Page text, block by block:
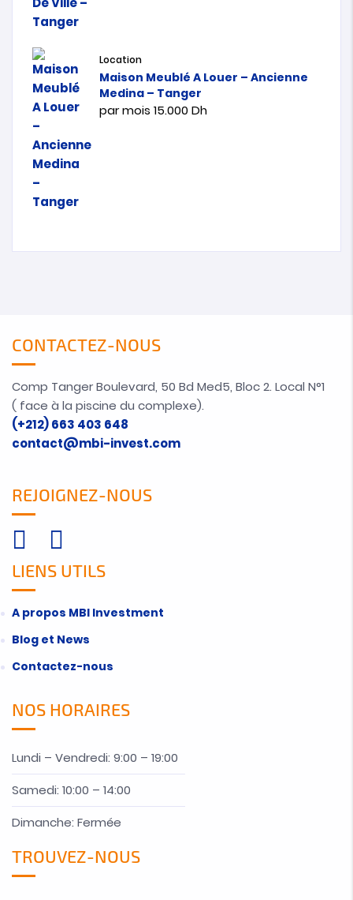
Location
Maison Meublé A Louer – Ancienne
Medina – Tanger
par mois 15.000 Dh
CONTACTEZ-NOUS
Comp Tanger Boulevard, 50 Bd Med5, Bloc 2. Local N°1
( face à la piscine du complexe).
(+212) 663 403 648
contact@mbi-invest.com
REJOIGNEZ-NOUS
LIENS UTILS
A propos MBI Investment
Blog et News
Contactez-nous
NOS HORAIRES
Lundi – Vendredi: 9:00 – 19:00
Samedi: 10:00 – 14:00
Dimanche: Fermée
TROUVEZ-NOUS